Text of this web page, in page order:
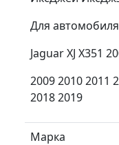
Для
Jaguar XJ X351
2009 2010 2011
2018 2019
Марка